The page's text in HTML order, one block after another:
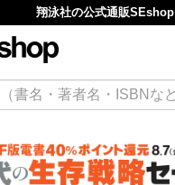
翔泳社の公式通販SEshop